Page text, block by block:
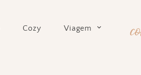
Cozy Viagem